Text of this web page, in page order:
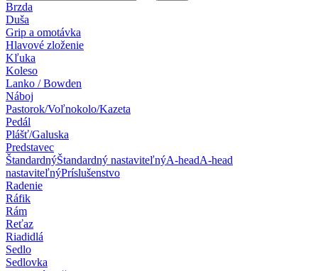
Brzda
Duša
Grip a omotávka
Hlavové zloženie
Kľuka
Koleso
Lanko / Bowden
Náboj
Pastorok/Voľnokolo/Kazeta
Pedál
Plášť/Galuska
Predstavec
ŠtandardnýŠtandardný nastaviteľnýA-headA-head
nastaviteľnýPríslušenstvo
Radenie
Ráfik
Rám
Reťaz
Riadidlá
Sedlo
Sedlovka